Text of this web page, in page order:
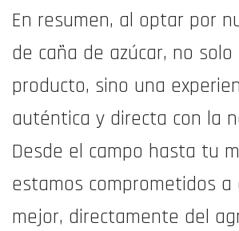
En resumen, al optar por
de caña de azúcar, no
producto, sino una
auténtica y directa con la
Desde el campo hasta tu
estamos comprometidos
mejor, directamente del